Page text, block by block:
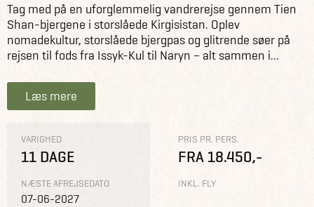
Tag med på en uforglemmelig vandrerejse gennem Tien
Shan-bjergene i storslåede Kirgisistan. Oplev
nomadekultur, storslåede bjergpas og glitrende søer på
rejsen til fods fra Issyk-Kul til Naryn – alt sammen i...
Læs mere
VARIGHED
11 DAGE
NÆSTE AFREJSEDATO
07-06-2027
PRIS PR. PERS.
FRA 18.450,-
INKL. FLY